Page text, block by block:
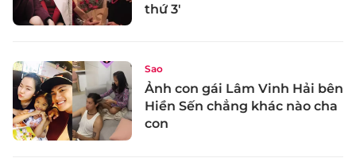
thứ 3'
Sao
Ảnh con gái Lâm Vinh Hải bên
Hiền Sến chẳng khác nào cha
con